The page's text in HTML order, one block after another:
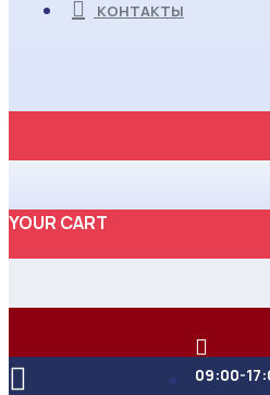
КОНТАКТЫ
YOUR CART
09:00-